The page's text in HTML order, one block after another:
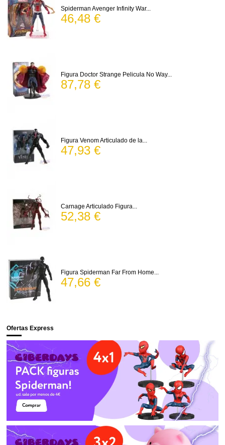
Spiderman Avenger Infinity War...
46,48 €
Figura Doctor Strange Pelicula No Way...
87,78 €
Figura Venom Articulado de la...
47,93 €
Carnage Articulado Figura...
52,38 €
Figura Spiderman Far From Home...
47,66 €
Ofertas Express